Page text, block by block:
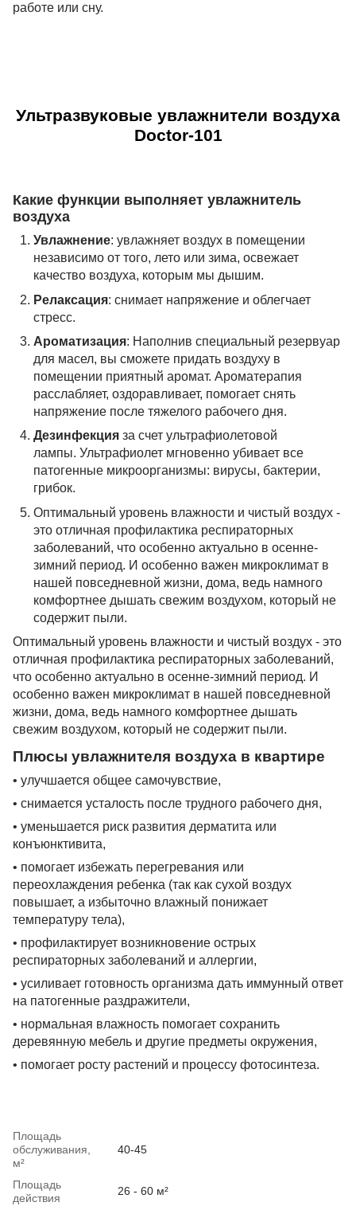
работе или сну.
Ультразвуковые увлажнители воздуха
Doctor-101
Какие функции выполняет увлажнитель
воздуха
Увлажнение: увлажняет воздух в помещении
независимо от того, лето или зима, освежает
качество воздуха, которым мы дышим.
Релаксация: снимает напряжение и облегчает
стресс.
Ароматизация: Наполнив специальный резервуар
для масел, вы сможете придать воздуху в
помещении приятный аромат. Ароматерапия
расслабляет, оздоравливает, помогает снять
напряжение после тяжелого рабочего дня.
Дезинфекция за счет ультрафиолетовой
лампы. Ультрафиолет мгновенно убивает все
патогенные микроорганизмы: вирусы, бактерии,
грибок.
Оптимальный уровень влажности и чистый воздух -
это отличная профилактика респираторных
заболеваний, что особенно актуально в осенне-
зимний период. И особенно важен микроклимат в
нашей повседневной жизни, дома, ведь намного
комфортнее дышать свежим воздухом, который не
содержит пыли.
Оптимальный уровень влажности и чистый воздух - это
отличная профилактика респираторных заболеваний,
что особенно актуально в осенне-зимний период. И
особенно важен микроклимат в нашей повседневной
жизни, дома, ведь намного комфортнее дышать
свежим воздухом, который не содержит пыли.
Плюсы увлажнителя воздуха в квартире
• улучшается общее самочувствие,
• снимается усталость после трудного рабочего дня,
• уменьшается риск развития дерматита или
конъюнктивита,
• помогает избежать перегревания или
переохлаждения ребенка (так как сухой воздух
повышает, а избыточно влажный понижает
температуру тела),
• профилактирует возникновение острых
респираторных заболеваний и аллергии,
• усиливает готовность организма дать иммунный ответ
на патогенные раздражители,
• нормальная влажность помогает сохранить
деревянную мебель и другие предметы окружения,
• помогает росту растений и процессу фотосинтеза.
Площадь
обслуживания,
м²
40-45
Площадь
действия
26 - 60 м²